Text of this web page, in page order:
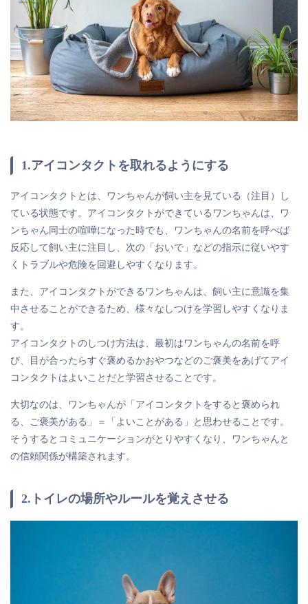
1.アイコンタクトを取れるようにする
アイコンタクトとは、ワンちゃんが飼い主を見ている（注目）し
ている状態です。アイコンタクトができているワンちゃんは、ワ
ンちゃん同士の喧嘩になった時でも、ワンちゃんの名前を呼べば
反応して飼い主に注目し、次の「おいで」などの指示に従いやす
くトラブルや危険を回避しやすくなります。
また、アイコンタクトができるワンちゃんは、飼い主に意識を集
中させることができるため、様々なしつけを学習しやすくなりま
す。
アイコンタクトのしつけ方法は、最初はワンちゃんの名前を呼
び、目が合ったらすぐ褒めるかおやつなどのご褒美をあげてアイ
コンタクトはよいことだと学習させることです。
大切なのは、ワンちゃんが「アイコンタクトをすると褒められ
る、ご褒美がある」＝「よいことがある」と思わせることです。
そうするとコミュニケーションがとりやすくなり、ワンちゃんと
の信頼関係が構築されます。
2.トイレの場所やルールを覚えさせる